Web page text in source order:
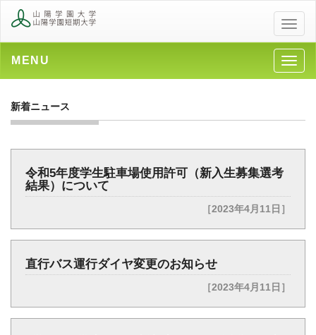
メ
ニ
ュ
ー
メ
ニ
MENU
新着ニュース
令和5年度学生駐車場使用許可（新入生募集選考
結果）について
［2023年4月11日］
直行バス運行ダイヤ変更のお知らせ
［2023年4月11日］